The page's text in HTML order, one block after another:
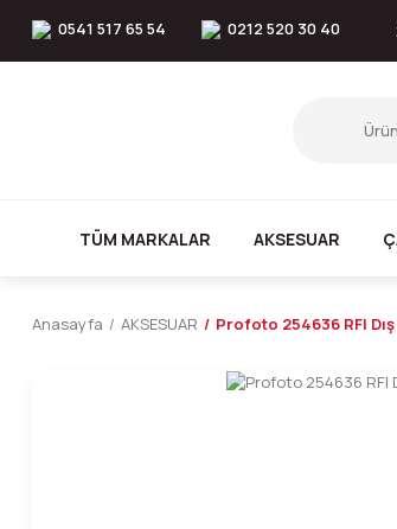
0541 517 65 54 0212 520 30 40
TÜM MARKALAR AKSESUAR
Anasayfa AKSESUAR Profoto 254636 RFI